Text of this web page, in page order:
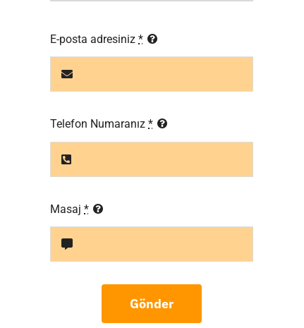
E-posta adresiniz *
Telefon Numaranız *
Masaj *
Gönder